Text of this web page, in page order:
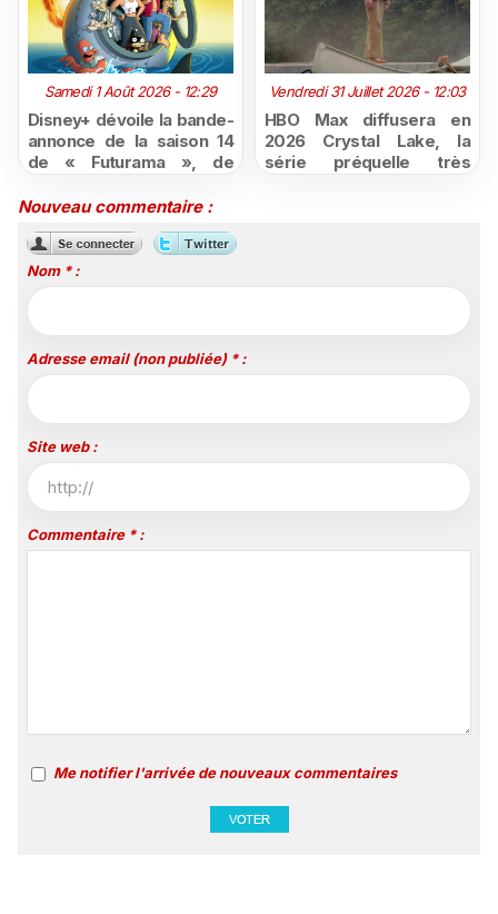
Samedi 1 Août 2026 - 12:29
Disney+ dévoile la bande-
annonce de la saison 14
de « Futurama », de
Vendredi 31 Juillet 2026 - 12:03
HBO Max diffusera en
2026 Crystal Lake, la
série préquelle très
Nouveau commentaire :
Nom * :
Adresse email (non publiée) * :
Site web :
Commentaire * :
Me notifier l'arrivée de nouveaux commentaires